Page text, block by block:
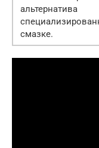
альтернатива
смазке.